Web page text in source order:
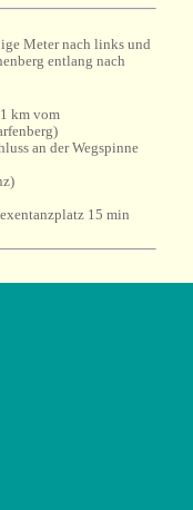
Meter nach links und
entlang nach
km vom
an der Wegspinne
15 min